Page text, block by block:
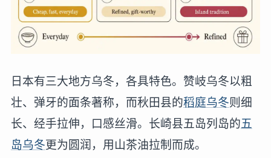
日本有三大地方乌冬，各具特色。赞岐乌冬以粗
壮、弹牙的面条著称，而秋田县的稻庭乌冬则细
长、经手拉伸，口感丝滑。长崎县五岛列岛的五
岛乌冬更为圆润，用山茶油拉制而成。